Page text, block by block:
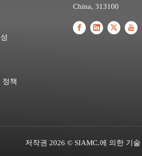
정책
China, 313100
저작권 2026 © SIAMC.에 의한 기술